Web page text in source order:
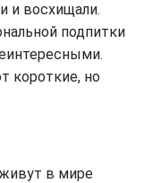
и восхищали.
подпитки
короткие, но
в мире